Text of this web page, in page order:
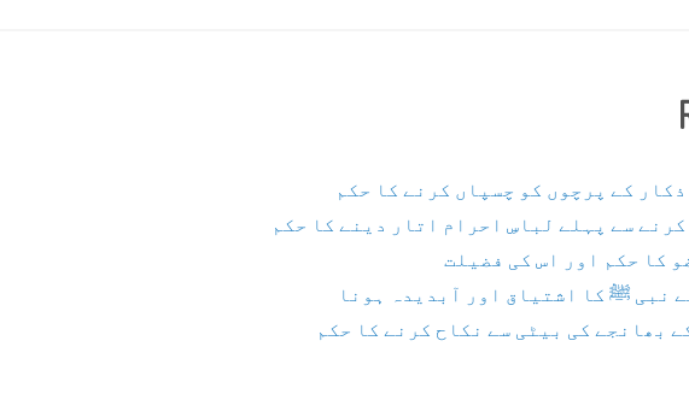
کے پرچوں کو چسپاں کرنے کا حکم
سے پہلے لباسِ احرام اتار دینے کا حکم
کا حکم اور اس کی فضیلت
نبی ﷺ کا اشتیاق اور آبدیدہ ہونا
بھانجے کی بیٹی سے نکاح کرنے کا حکم